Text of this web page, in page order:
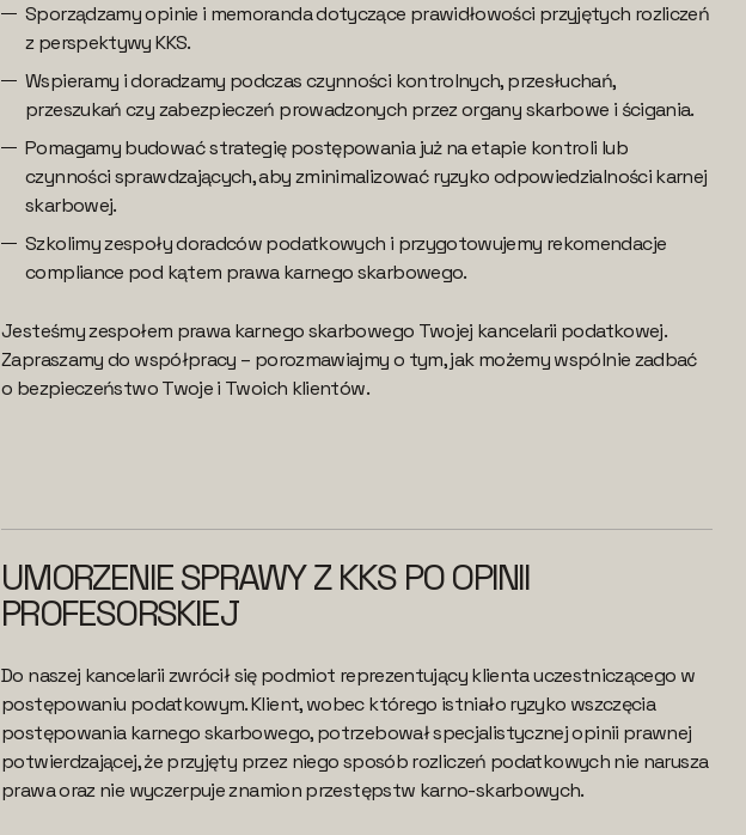
Sporządzamy opinie i memoranda dotyczące prawidłowości przyjętych rozliczeń
z perspektywy KKS.
Wspieramy i doradzamy podczas czynności kontrolnych, przesłuchań,
przeszukań czy zabezpieczeń prowadzonych przez organy skarbowe i ścigania.
Pomagamy budować strategię postępowania już na etapie kontroli lub
czynności sprawdzających, aby zminimalizować ryzyko odpowiedzialności karnej
skarbowej.
Szkolimy zespoły doradców podatkowych i przygotowujemy rekomendacje
compliance pod kątem prawa karnego skarbowego.
Jesteśmy zespołem prawa karnego skarbowego Twojej kancelarii podatkowej.
Zapraszamy do współpracy – porozmawiajmy o tym, jak możemy wspólnie zadbać
o bezpieczeństwo Twoje i Twoich klientów.
UMORZENIE SPRAWY Z KKS PO OPINII
PROFESORSKIEJ
Do naszej kancelarii zwrócił się podmiot reprezentujący klienta uczestniczącego w
postępowaniu podatkowym. Klient, wobec którego istniało ryzyko wszczęcia
postępowania karnego skarbowego, potrzebował specjalistycznej opinii prawnej
potwierdzającej, że przyjęty przez niego sposób rozliczeń podatkowych nie narusza
prawa oraz nie wyczerpuje znamion przestępstw karno-skarbowych.